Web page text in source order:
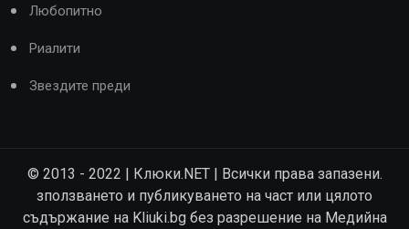
Любопитно
Риалити
Звездите преди
© 2013 - 2022 | Клюки.NET | Всички права запазени.
зползването и публикуването на част или цялото
съдържание на Kliuki.bg без разрешение на Медийна